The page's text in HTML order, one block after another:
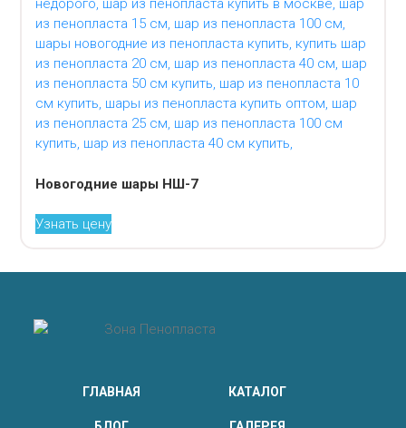
Новогодние шары НШ-7
Узнать цену
ГЛАВНАЯ КАТАЛОГ